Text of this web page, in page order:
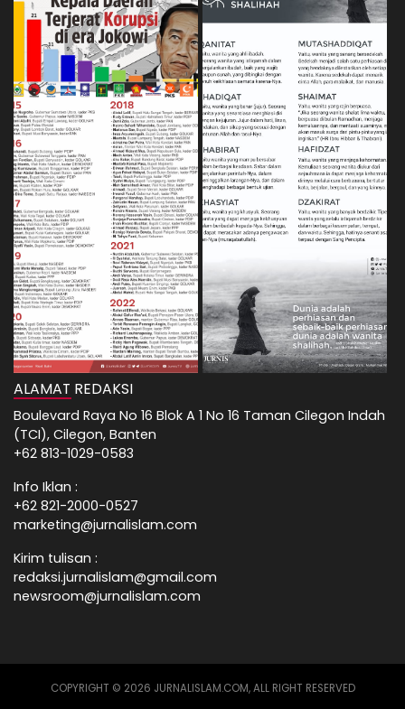
ALAMAT REDAKSI
Boulevard Raya No 16 Blok A 1 No 16 Taman Cilegon Indah
(TCI), Cilegon, Banten
+62 813-1029-0583
Info Iklan :
+62 821-2000-0527
marketing@jurnalislam.com
Kirim tulisan :
redaksi.jurnalislam@gmail.com
newsroom@jurnalislam.com
COPYRIGHT © 2026 JURNALISLAM.COM, ALL RIGHT RESERVED